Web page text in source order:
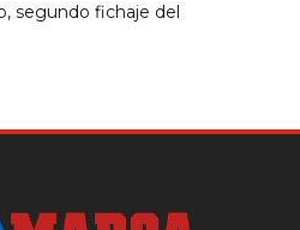
segundo fichaje del